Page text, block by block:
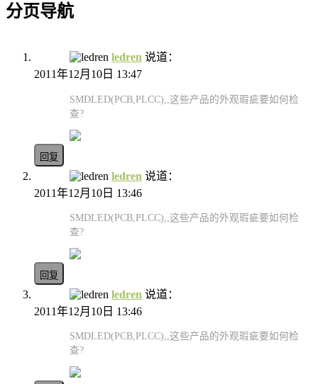
分页导航
ledren 说道：
2011年12月10日 13:47
SMDLED(PCB,PLCC),,这些产品的外观瑕疵要如何检
查?
回复
ledren 说道：
2011年12月10日 13:46
SMDLED(PCB,PLCC),,这些产品的外观瑕疵要如何检
查?
回复
ledren 说道：
2011年12月10日 13:46
SMDLED(PCB,PLCC),,这些产品的外观瑕疵要如何检
查?